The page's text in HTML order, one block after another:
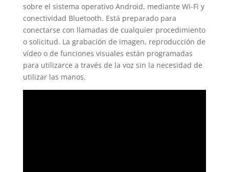
sobre el sistema operativo Android, mediante Wi-Fi y
conectividad Bluetooth. Está preparado para
conectarse con llamadas de cualquier procedimiento
o solicitud. La grabación de imagen, reproducción de
vídeo o de funciones visuales están programadas
para utilizarce a través de la voz sin la necesidad de
utilizar las manos.